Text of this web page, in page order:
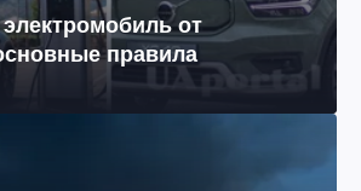
от
правила